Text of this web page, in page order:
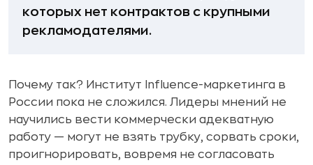
которых нет контрактов с крупными
рекламодателями.
Почему так? Институт Influence-маркетинга в
России пока не сложился. Лидеры мнений не
научились вести коммерчески адекватную
работу — могут не взять трубку, сорвать сроки,
проигнорировать, вовремя не согласовать